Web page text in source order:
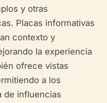
y otras
Placas informativas
contexto y
la experiencia
ofrece vistas
a los
de influencias